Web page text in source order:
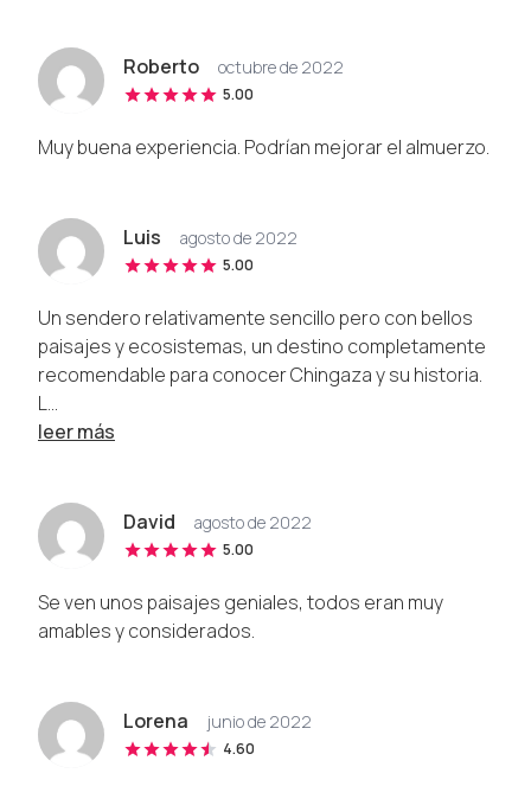
Roberto octubre de 2022
5.00
Muy buena experiencia. Podrían mejorar el almuerzo.
Luis agosto de 2022
5.00
Un sendero relativamente sencillo pero con bellos
paisajes y ecosistemas, un destino completamente
recomendable para conocer Chingaza y su historia.
L...
leer más
David agosto de 2022
5.00
Se ven unos paisajes geniales, todos eran muy
amables y considerados.
Lorena junio de 2022
4.60